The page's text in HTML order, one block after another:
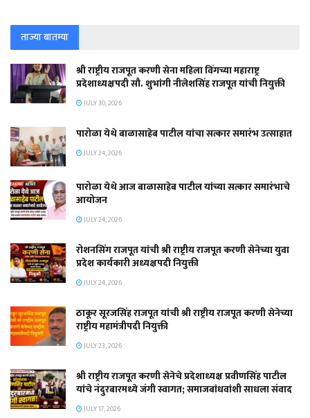
ताज्या बातम्या
श्री राष्ट्रीय राजपूत करणी सेना महिला विंगच्या महाराष्ट्र
प्रदेशाध्यक्षपदी सौ. शुभांगी नीलेशसिंह राजपूत यांची नियुक्ती
JULY 30, 2026
पारोळा येथे बाळासाहेब पाटील यांचा सत्कार समारंभ उत्साहात
JULY 24, 2026
पारोळा येथे आज बाळासाहेब पाटील यांच्या सत्कार समारंभाचे
आयोजन
JULY 24, 2026
रोशनसिंग राजपूत यांची श्री राष्ट्रीय राजपूत करणी सेनेच्या युवा
प्रदेश कार्यकारी अध्यक्षपदी नियुक्ती
JULY 24, 2026
ठाकूर सूरजसिंह राजपूत यांची श्री राष्ट्रीय राजपूत करणी सेनेच्या
राष्ट्रीय महामंत्रीपदी नियुक्ती
JULY 23, 2026
श्री राष्ट्रीय राजपूत करणी सेनेचे प्रदेशाध्यक्ष प्रवीणसिंह पाटील
यांचे नंदुरबारमध्ये जंगी स्वागत; समाजबांधवांशी साधला संवाद
JULY 17, 2026